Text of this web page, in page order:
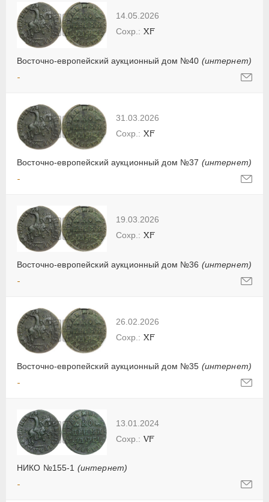
14.05.2026
Восточно-европейский аукционный дом №40 (интернет)
XF
-
31.03.2026
Восточно-европейский аукционный дом №37 (интернет)
XF
-
19.03.2026
Восточно-европейский аукционный дом №36 (интернет)
XF
-
26.02.2026
Восточно-европейский аукционный дом №35 (интернет)
XF
-
13.01.2024
НИКО №155-1 (интернет)
VF
-